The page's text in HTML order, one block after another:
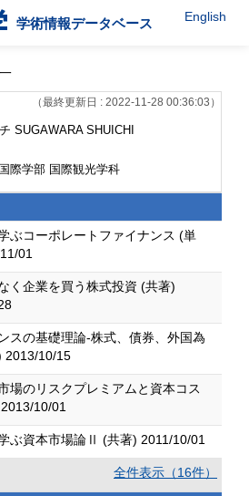
学術情報データベース English
（最終更新日 : 2022-11-28 00:36:03）
SUGAWARA SHUICHI
際学部 国際観光学科
ぶコーポレートファイナンス (単
01
く企業を買う株式投資 (共著)
スの基礎理論-株式、債券、外国為
2013/10/15
場のリスクプレミアムと資本コス
10/01
ぶ資本市場論Ⅱ (共著) 2011/10/01
全件表示（16件）